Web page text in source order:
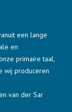
een lange
en
primaire taal,
wij produceren
van der Sar